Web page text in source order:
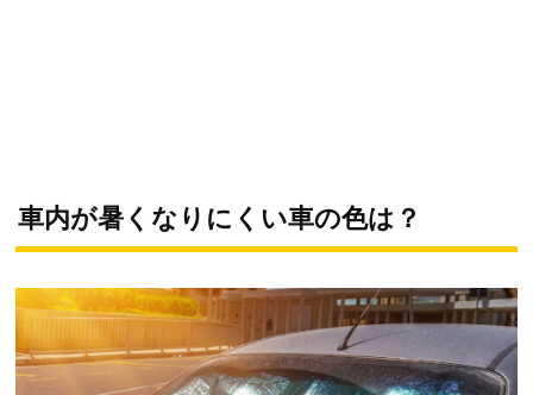
車内が暑くなりにくい車の色は？